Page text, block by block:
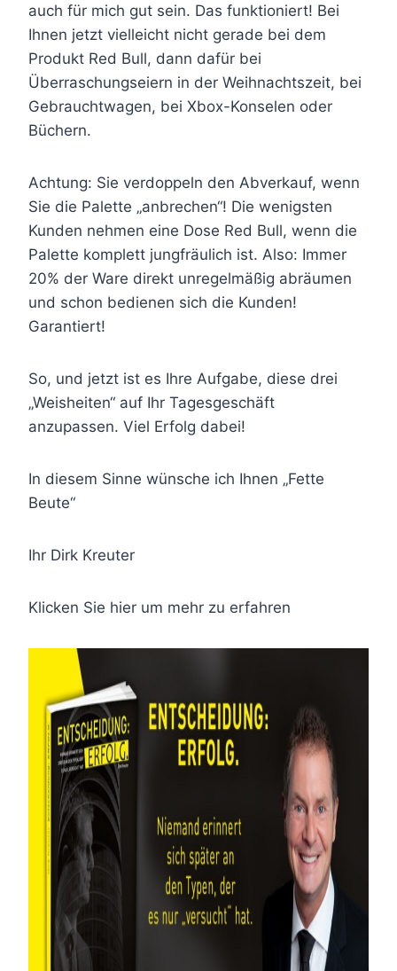
auch für mich gut sein. Das funktioniert! Bei
Ihnen jetzt vielleicht nicht gerade bei dem
Produkt Red Bull, dann dafür bei
Überraschungseiern in der Weihnachtszeit, bei
Gebrauchtwagen, bei Xbox-Konselen oder
Büchern.
Achtung: Sie verdoppeln den Abverkauf, wenn
Sie die Palette „anbrechen“! Die wenigsten
Kunden nehmen eine Dose Red Bull, wenn die
Palette komplett jungfräulich ist. Also: Immer
20% der Ware direkt unregelmäßig abräumen
und schon bedienen sich die Kunden!
Garantiert!
So, und jetzt ist es Ihre Aufgabe, diese drei
„Weisheiten“ auf Ihr Tagesgeschäft
anzupassen. Viel Erfolg dabei!
In diesem Sinne wünsche ich Ihnen „Fette
Beute“
Ihr Dirk Kreuter
Klicken Sie hier um mehr zu erfahren